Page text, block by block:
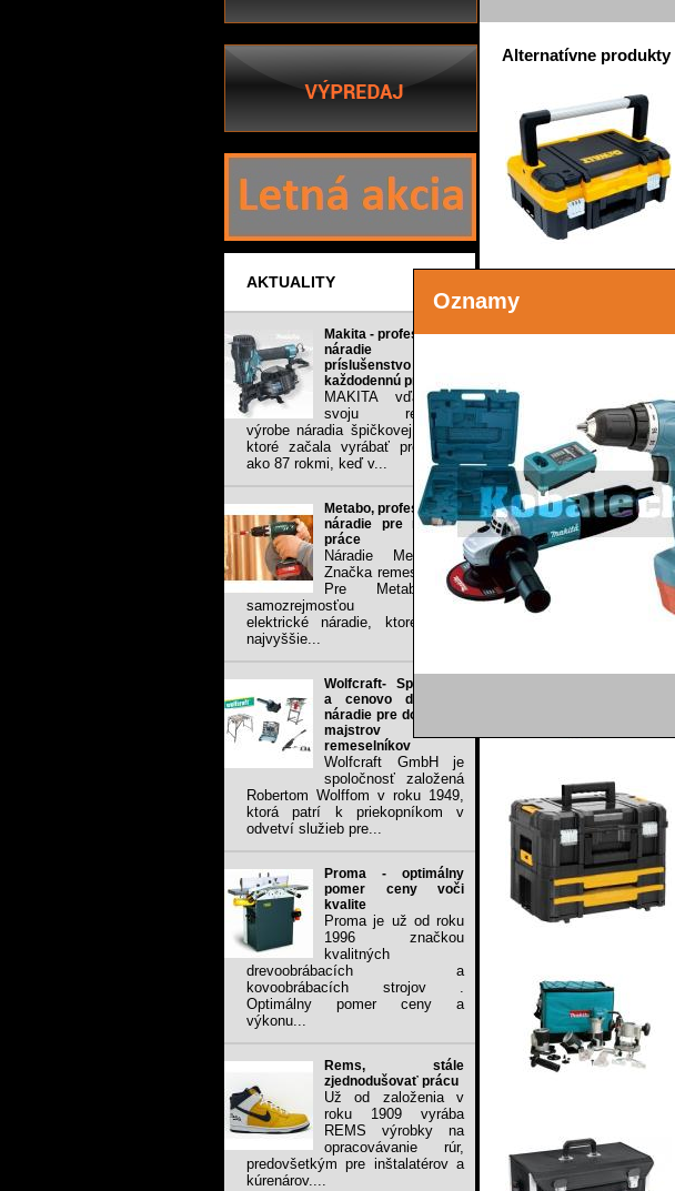
Oznamy
AKTUALITY
Makita - profesionálne
náradie a
príslušenstvo pre
každodennú prácu.
MAKITA vďačí za
svoju reputáciu
výrobe náradia špičkovej kvality,
ktoré začala vyrábať pred viac
ako 87 rokmi, keď v...
Metabo, profesionálne
náradie pre náročné
práce
Náradie Metabo -
Značka remeselníkov
Pre Metabo je
samozrejmosťou vyrábať
elektrické náradie, ktoré spĺňa
najvyššie...
Wolfcraft- Spoľahlivé
a cenovo dostupné
náradie pre domacich
majstrov a
remeselníkov
Wolfcraft GmbH je
spoločnosť založená
Robertom Wolffom v roku 1949,
ktorá patrí k priekopníkom v
odvetví služieb pre...
Proma - optimálny
pomer ceny voči
kvalite
Proma je už od roku
1996 značkou
kvalitných
drevoobrábacích a
kovoobrábacích strojov .
Optimálny pomer ceny a
výkonu...
Rems, stále
zjednodušovať prácu
Už od založenia v
roku 1909 vyrába
REMS výrobky na
opracovávanie rúr,
predovšetkým pre inštalatérov a
kúrenárov....
Alternatívne produkty